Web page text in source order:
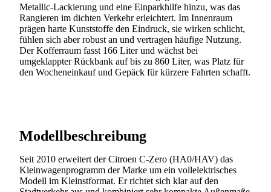
Metallic-Lackierung und eine Einparkhilfe hinzu, was das
Rangieren im dichten Verkehr erleichtert. Im Innenraum
prägen harte Kunststoffe den Eindruck, sie wirken schlicht,
fühlen sich aber robust an und vertragen häufige Nutzung.
Der Kofferraum fasst 166 Liter und wächst bei
umgeklappter Rückbank auf bis zu 860 Liter, was Platz für
den Wocheneinkauf und Gepäck für kürzere Fahrten schafft.
Modellbeschreibung
Seit 2010 erweitert der Citroen C-Zero (HA0/HAV) das
Kleinwagenprogramm der Marke um ein vollelektrisches
Modell im Kleinstformat. Er richtet sich klar auf den